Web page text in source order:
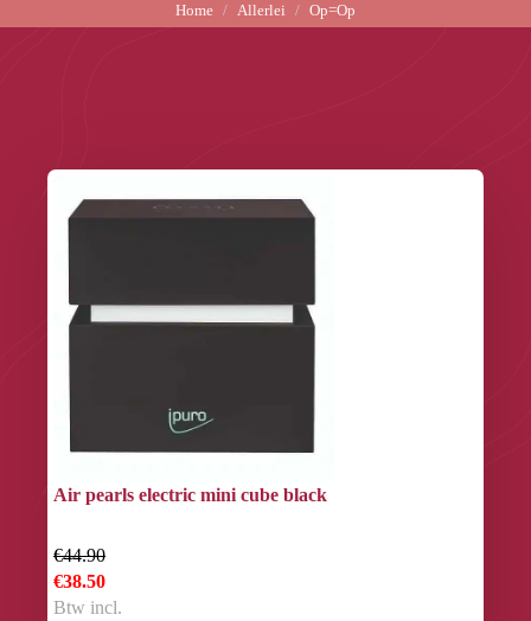
Home Allerlei Op=Op
Air pearls electric mini cube black
€44.90
€38.50
Btw incl.